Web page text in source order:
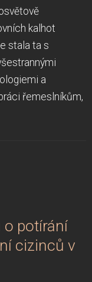
kalhot
stala ta s
a
řemeslníkům,
o potírání
cizinců v